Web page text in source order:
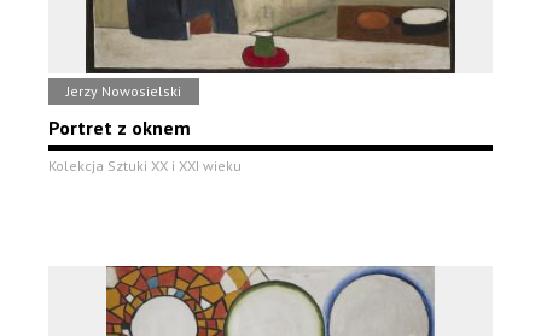
Jerzy Nowosielski
Portret z oknem
Kolekcja Sztuki XX i XXI wieku